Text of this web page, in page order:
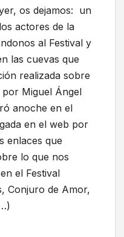
os dejamos: un
actores de la
al Festival y
las cuevas que
realizada sobre
Miguel Ángel
anoche en el
en el web por
enlaces que
lo que nos
el Festival
Conjuro de Amor,